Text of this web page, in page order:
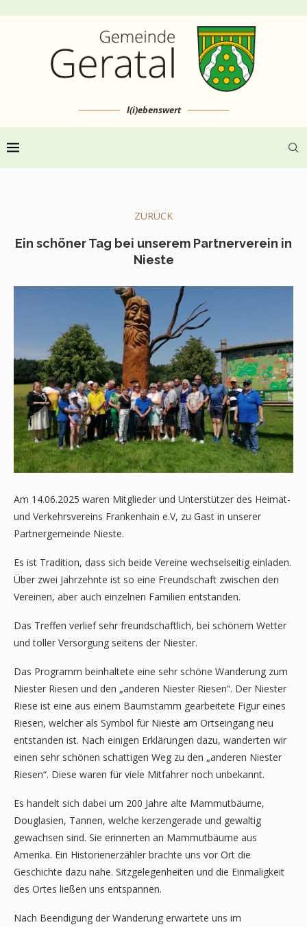
l(i)ebenswert
ZURÜCK
Ein schöner Tag bei unserem Partnerverein in
Nieste
Am 14.06.2025 waren Mitglieder und Unterstützer des Heimat-
und Verkehrsvereins Frankenhain e.V, zu Gast in unserer
Partnergemeinde Nieste.
Es ist Tradition, dass sich beide Vereine wechselseitig einladen.
Über zwei Jahrzehnte ist so eine Freundschaft zwischen den
Vereinen, aber auch einzelnen Familien entstanden.
Das Treffen verlief sehr freundschaftlich, bei schönem Wetter
und toller Versorgung seitens der Niester.
Das Programm beinhaltete eine sehr schöne Wanderung zum
Niester Riesen und den „anderen Niester Riesen“. Der Niester
Riese ist eine aus einem Baumstamm gearbeitete Figur eines
Riesen, welcher als Symbol für Nieste am Ortseingang neu
entstanden ist. Nach einigen Erklärungen dazu, wanderten wir
einen sehr schönen schattigen Weg zu den „anderen Niester
Riesen“. Diese waren für viele Mitfahrer noch unbekannt.
Es handelt sich dabei um 200 Jahre alte Mammutbäume,
Douglasien, Tannen, welche kerzengerade und gewaltig
gewachsen sind. Sie erinnerten an Mammutbäume aus
Amerika. Ein Historienerzähler brachte uns vor Ort die
Geschichte dazu nahe. Sitzgelegenheiten und die Einmaligkeit
des Ortes ließen uns entspannen.
Nach Beendigung der Wanderung erwartete uns im